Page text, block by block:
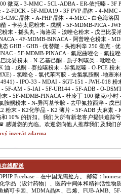
微克 - 3-MMC - 5CL-ADBA - ER-依托嗪 -
2-FDCK - 5F-MDA19 - 3F PVP 晶体 - 4-
CMC 晶体 - A-PHP 晶体 - 4-MEC - 白色海洛
- 卡芬太尼粉末 - 戊酮 - 5F-MDMB-PICA -
粉末 - 摇头丸 - 海洛因 - 溴唑仑粉末 - 戊巴比
- 4F-MDMB-BINACA - 阿普唑仑粉末 -
态 GHB - GHB - 优替隆 - 头孢利辛 250 毫克 -
- 5F-MDMB-PINACA - 氟尼曲唑仑 - 氟拉
比妥粉末 - N-乙基己酮 - 质子利嗪类 - 吡唑
油 - 戊酮 - 赛拉嗪粉末 - 异氯尼嗪 - O-PCE 粉
- 氯唑仑 - 氯代苯丙胺 - 去氯氯胺酮 -地塞
- IPO-33 - MDAI - SGT-151 - JWH-018
5F-AM - 5-IAI - 5F-UR144 - 5F-ADB - O-
末 - 5F-MDMB-PINACA - 杜冷丁 100 微克/小
胺酮粉末 - N-异丙基苄胺 - 去甲氟拉西泮 - 戊
粉末 - K2化学品 - K2 薄片 - 5F-ADB 大麻素
10% 的折扣。我们为所有新老客户提供追踪
♛ 感谢您的光临。欢迎您向他人推荐我们及我们
inzerát zdarma
在线配送
Freebase – 在中国无需处方。 邮箱：
学品（设计药物）、医药中间体和精神活性物
鳞可卡因、MDMA晶体、己烯、FUB-AMB、